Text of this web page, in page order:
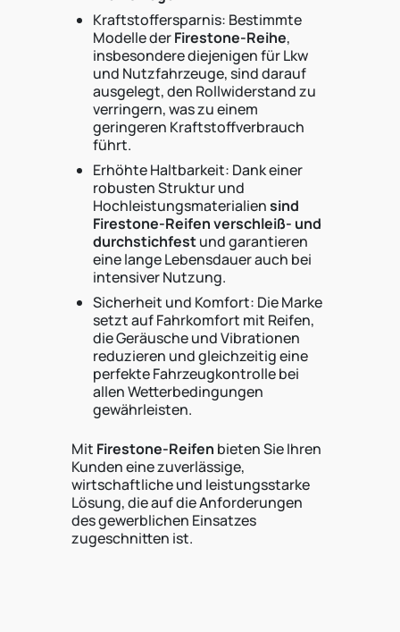
Kraftstoffersparnis: Bestimmte
Modelle derFirestone-Reihe,
insbesondere diejenigen für Lkw
und Nutzfahrzeuge, sind darauf
ausgelegt, den Rollwiderstand zu
verringern, was zu einem
geringeren Kraftstoffverbrauch
führt.
Erhöhte Haltbarkeit: Dank einer
robusten Struktur und
Hochleistungsmaterialiensind
Firestone-Reifen verschleiß- und
durchstichfestund garantieren
eine lange Lebensdauer auch bei
intensiver Nutzung.
Sicherheit und Komfort: Die Marke
setzt auf Fahrkomfort mit Reifen,
die Geräusche und Vibrationen
reduzieren und gleichzeitig eine
perfekte Fahrzeugkontrolle bei
allen Wetterbedingungen
gewährleisten.
Mit Firestone-Reifen bieten Sie Ihren
Kunden eine zuverlässige,
wirtschaftliche und leistungsstarke
Lösung, die auf die Anforderungen
des gewerblichen Einsatzes
zugeschnitten ist.